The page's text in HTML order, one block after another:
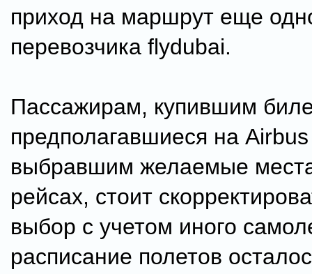
приход на маршрут еще
перевозчика flydubai.
Пассажирам, купившим
предполагавшиеся на
выбравшим желаемые
рейсах, стоит
выбор с учетом иного
расписание полетов